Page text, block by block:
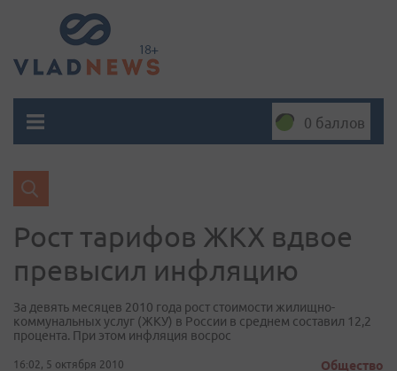
0 баллов
Рост тарифов ЖКХ вдвое
превысил инфляцию
За девять месяцев 2010 года рост стоимости жилищно-
коммунальных услуг (ЖКУ) в России в среднем составил 12,2
процента. При этом инфляция восрос
16:02, 5 октября 2010 Общество